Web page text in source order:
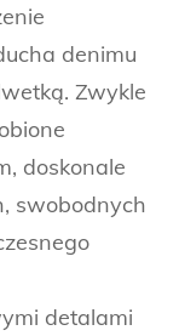
denimu
Zwykle
doskonale
swobodnych
detalami